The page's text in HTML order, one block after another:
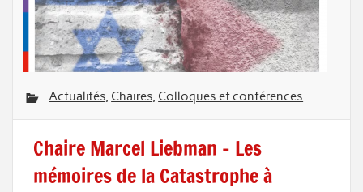
Actualités, Chaires, Colloques et conférences
Chaire Marcel Liebman – Les
mémoires de la Catastrophe à